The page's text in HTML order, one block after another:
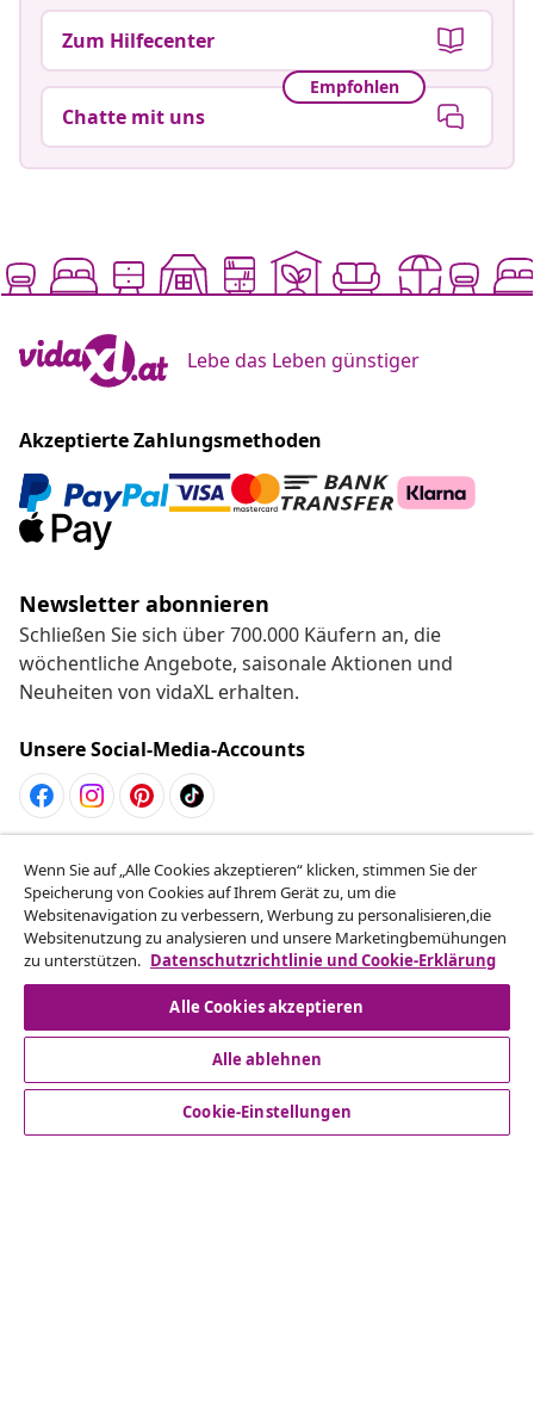
Zum Hilfecenter
Empfohlen
Chatte mit uns
Lebe das Leben günstiger
Akzeptierte Zahlungsmethoden
Newsletter abonnieren
Schließen Sie sich über 700.000 Käufern an, die
wöchentliche Angebote, saisonale Aktionen und
Neuheiten von vidaXL erhalten.
Unsere Social-Media-Accounts
Vom Vertrag zurücktreten
Reiche einen Widerrufsantrag für deine Bestellung
ein.
Vom Vertrag zurücktreten
Kundenservice
Wenn Sie auf „Alle Cookies akzeptieren“ klicken, stimmen Sie der
Speicherung von Cookies auf Ihrem Gerät zu, um die
Websitenavigation zu verbessern, Werbung zu personalisieren,die
Websitenutzung zu analysieren und unsere Marketingbemühungen
zu unterstützen. Datenschutzrichtlinie und Cookie-Erklärung
Alle Cookies akzeptieren
Alle ablehnen
Cookie-Einstellungen